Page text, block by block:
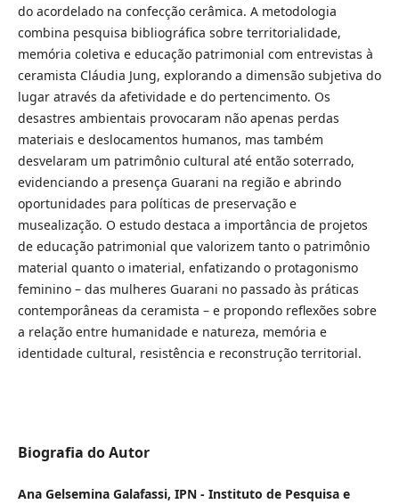
do acordelado na confecção cerâmica. A metodologia
combina pesquisa bibliográfica sobre territorialidade,
memória coletiva e educação patrimonial com entrevistas à
ceramista Cláudia Jung, explorando a dimensão subjetiva do
lugar através da afetividade e do pertencimento. Os
desastres ambientais provocaram não apenas perdas
materiais e deslocamentos humanos, mas também
desvelaram um patrimônio cultural até então soterrado,
evidenciando a presença Guarani na região e abrindo
oportunidades para políticas de preservação e
musealização. O estudo destaca a importância de projetos
de educação patrimonial que valorizem tanto o patrimônio
material quanto o imaterial, enfatizando o protagonismo
feminino – das mulheres Guarani no passado às práticas
contemporâneas da ceramista – e propondo reflexões sobre
a relação entre humanidade e natureza, memória e
identidade cultural, resistência e reconstrução territorial.
Biografia do Autor
Ana Gelsemina Galafassi, IPN - Instituto de Pesquisa e